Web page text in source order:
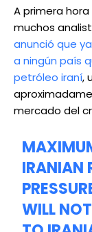
A primera
muchos
anunció que
a ningún país
petróleo iraní,
mercado del
IRANIAN
WILL